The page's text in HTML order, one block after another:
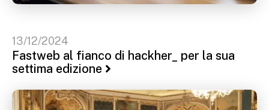
13/12/2024
Fastweb al fianco di hackher_ per la sua
settima edizione